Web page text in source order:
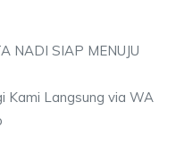
NADI SIAP MENUJU
Kami Langsung via WA